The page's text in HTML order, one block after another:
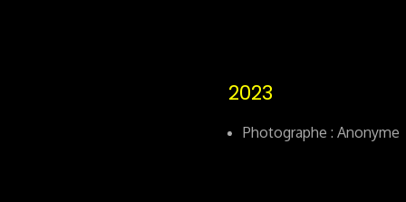
2023
Photographe : Anonyme